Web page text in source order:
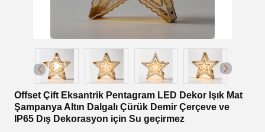
Offset Çift Eksantrik Pentagram LED Dekor Işık Mat
Şampanya Altın Dalgalı Çürük Demir Çerçeve ve
IP65 Dış Dekorasyon için Su geçirmez